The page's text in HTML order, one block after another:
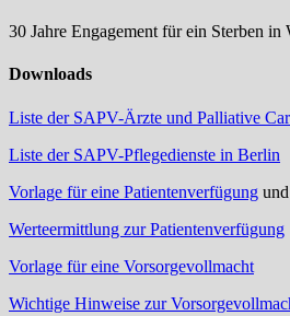
30 Jahre Engagement für ein Sterben in
Downloads
Liste der SAPV-Ärzte und Palliative
Liste der SAPV-Pflegedienste in Berlin
Vorlage für eine Patientenverfügung und
Werteermittlung zur Patientenverfügung
Vorlage für eine Vorsorgevollmacht
Wichtige Hinweise zur